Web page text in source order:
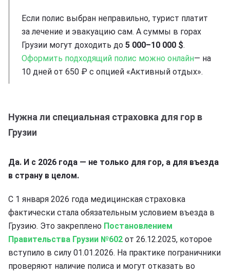
Если полис выбран неправильно, турист платит
за лечение и эвакуацию сам. А суммы в горах
Грузии могут доходить до 5 000–10 000 $.
Оформить подходящий полис можно онлайн— на
10 дней от 650 ₽ с опцией «Активный отдых».
Нужна ли специальная страховка для гор в
Грузии
Да. И с 2026 года — не только для гор, а для въезда
в страну в целом.
С 1 января 2026 года медицинская страховка
фактически стала обязательным условием въезда в
Грузию. Это закреплено Постановлением
Правительства Грузии №602 от 26.12.2025, которое
вступило в силу 01.01.2026. На практике пограничники
проверяют наличие полиса и могут отказать во